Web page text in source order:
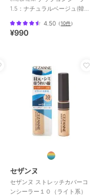
1.5：ナチュラルベージュ(韓国
4.50 （10件）
¥990
セザンヌ
セザンヌ ストレッチカバーコ
ンシーラー１０（ライト系）